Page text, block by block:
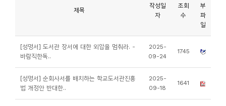
제목
작성일
자
조회
수
부
파
일
[성명서] 도서관 장서에 대한 외압을 멈춰라. -
바람직한독..
2025-
09-24
1745
[성명서] 순회사서를 배치하는 학교도서관진흥
법 개정안 반대한..
2025-
09-18
1641
티